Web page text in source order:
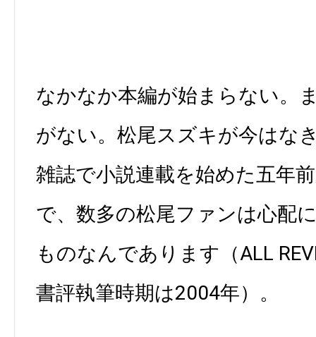
なかなか本編が始まらない。
がない。松尾スズキが今はな
雑誌で小説連載を始めた五年
で、数多の松尾ファンは心配
ものなんであります（ALL
書評執筆時期は2004年）。